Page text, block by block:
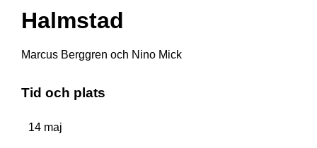
Halmstad
Marcus Berggren och Nino Mick
Tid och plats
14 maj